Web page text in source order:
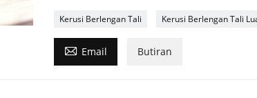
Kerusi Berlengan Tali Kerusi Berlengan Tali
 Email Butiran